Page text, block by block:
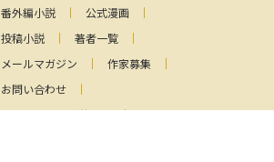
番外編小説
公式漫画
投稿小説
著者一覧
メールマガジン
作家募集
お問い合わせ
ファンレターの送り先